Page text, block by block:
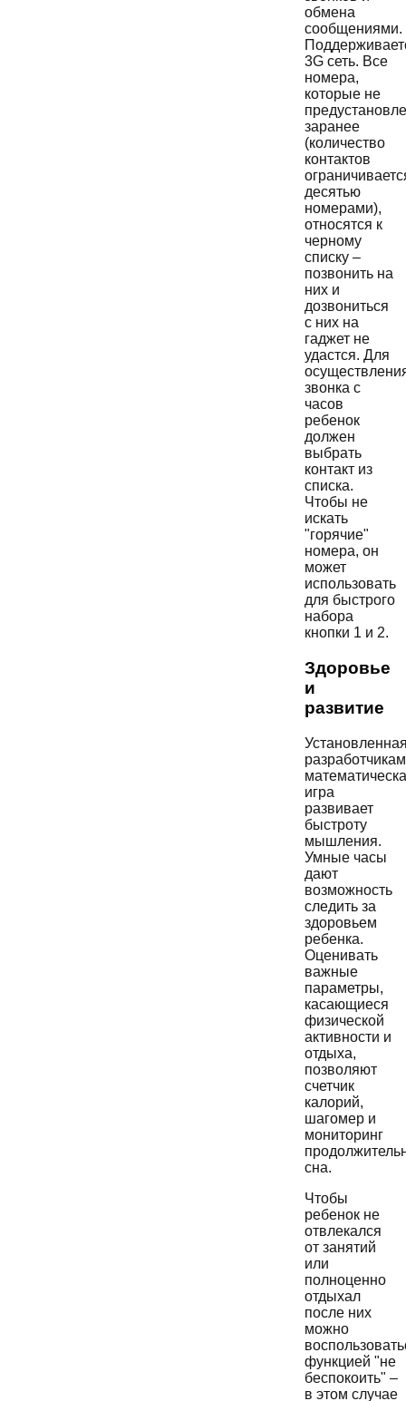
обмена
сообщениями.
3G сеть. Все
номера,
которые не
заранее
(количество
контактов
десятью
номерами),
относятся к
черному
списку –
позвонить на
них и
дозвониться
с них на
гаджет не
удастся. Для
звонка с
часов
ребенок
должен
выбрать
контакт из
списка.
Чтобы не
искать
"горячие"
номера, он
может
использовать
для быстрого
набора
кнопки 1 и 2.
Здоровье
и
развитие
игра
развивает
быстроту
мышления.
Умные часы
дают
возможность
следить за
здоровьем
ребенка.
Оценивать
важные
параметры,
касающиеся
физической
активности и
отдыха,
позволяют
счетчик
калорий,
шагомер и
мониторинг
сна.
Чтобы
ребенок не
отвлекался
от занятий
или
полноценно
отдыхал
после них
можно
функцией "не
беспокоить" –
в этом случае